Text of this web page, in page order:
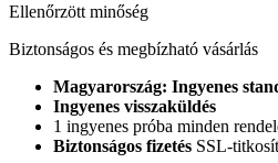
Ellenőrzött minőség
Biztonságos és megbízható vásárlás
Magyarország: Ingyenes
Ingyenes visszaküldés
1 ingyenes próba minden
Biztonságos fizetés SSL-